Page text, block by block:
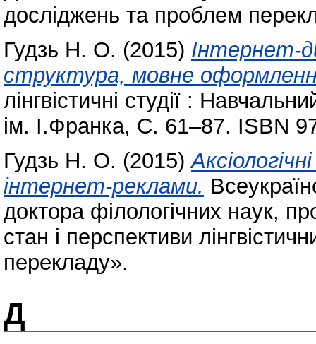
досліджень та проблем
Гудзь Н. О. (2015) Інтернет-
структура, мовне
лінгвістичні студії :
ім. І.Франка, С. 61–87. ISBN
Гудзь Н. О. (2015)
інтернет-реклами.
доктора філологічних наук,
стан і перспективи
перекладу».
Д